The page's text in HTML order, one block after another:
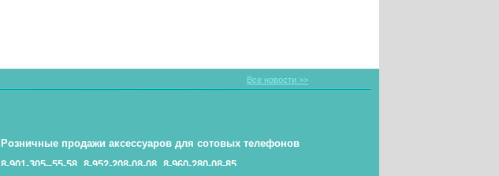
Все новости >>
Розничные продажи аксессуаров для сотовых телефонов
8-901-305--55-58, 8-952-208-08-08, 8-960-280-08-85